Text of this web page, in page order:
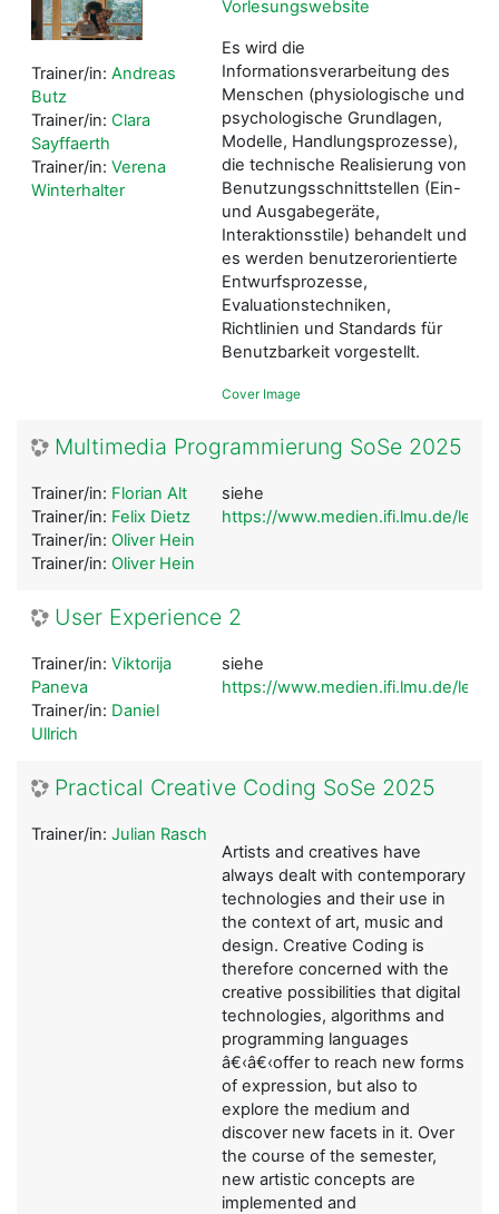
Vorlesungswebsite
Es wird die
Informationsverarbeitung des
Menschen (physiologische und
psychologische Grundlagen,
Modelle, Handlungsprozesse),
die technische Realisierung von
Benutzungsschnittstellen (Ein-
und Ausgabegeräte,
Interaktionsstile) behandelt und
es werden benutzerorientierte
Entwurfsprozesse,
Evaluationstechniken,
Richtlinien und Standards für
Benutzbarkeit vorgestellt.
Cover Image
Trainer/in: Andreas
Butz
Trainer/in: Clara
Sayffaerth
Trainer/in: Verena
Winterhalter
Multimedia Programmierung SoSe 2025
siehe
https://www.medien.ifi.lmu.de/
Trainer/in: Florian Alt
Trainer/in: Felix Dietz
Trainer/in: Oliver Hein
Trainer/in: Oliver Hein
User Experience 2
siehe
https://www.medien.ifi.lmu.de/
Trainer/in: Viktorija
Paneva
Trainer/in: Daniel
Ullrich
Practical Creative Coding SoSe 2025
Artists and creatives have
always dealt with contemporary
technologies and their use in
the context of art, music and
design. Creative Coding is
therefore concerned with the
creative possibilities that digital
technologies, algorithms and
programming languages
â€‹â€‹offer to reach new forms
of expression, but also to
explore the medium and
discover new facets in it. Over
the course of the semester,
new artistic concepts are
implemented and
Trainer/in: Julian Rasch